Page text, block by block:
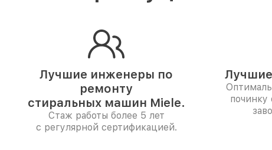
Лучшие инженеры по
ремонту
стиральных машин Miele.
Стаж работы более 5 лет
с регулярной сертификацией.